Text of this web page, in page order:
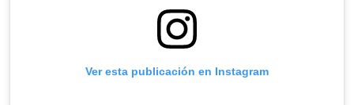
Ver esta publicación en Instagram